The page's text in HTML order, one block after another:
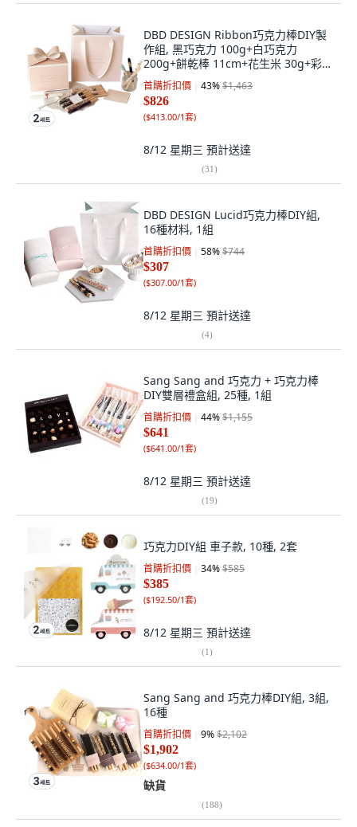
DBD DESIGN Ribbon巧克力棒DIY製
作組, 黑巧克力 100g+白巧克力
200g+餅乾棒 11cm+花生米 30g+彩虹
米 10g+擠花袋 5入+包裝紙絲 10g+烘
焙紙 2入+巧克力製作說明書+包裝盒
+提袋+裝飾貼紙 8入+包裝紙 10入, 2
套
首購折扣價 43%$1,463
$826
($413.00/1套)
8/12 星期三 預計送達
(31)
DBD DESIGN Lucid巧克力棒DIY組,
16種材料, 1組
首購折扣價 58%$744
$307
($307.00/1套)
8/12 星期三 預計送達
(4)
Sang Sang and 巧克力 + 巧克力棒
DIY雙層禮盒組, 25種, 1組
首購折扣價 44%$1,155
$641
($641.00/1套)
8/12 星期三 預計送達
(19)
巧克力DIY組 車子款, 10種, 2套
首購折扣價 34%$585
$385
($192.50/1套)
8/12 星期三 預計送達
(1)
Sang Sang and 巧克力棒DIY組, 3組,
16種
首購折扣價 9%$2,102
$1,902
($634.00/1套)
缺貨
(188)